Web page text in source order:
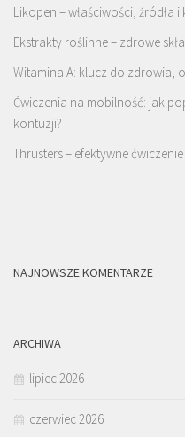
Likopen – właściwości, źródła
Ekstrakty roślinne – zdrowe
Witamina A: klucz do zdrowia,
Ćwiczenia na mobilność: jak
kontuzji?
Thrusters – efektywne
NAJNOWSZE KOMENTARZE
ARCHIWA
lipiec 2026
czerwiec 2026